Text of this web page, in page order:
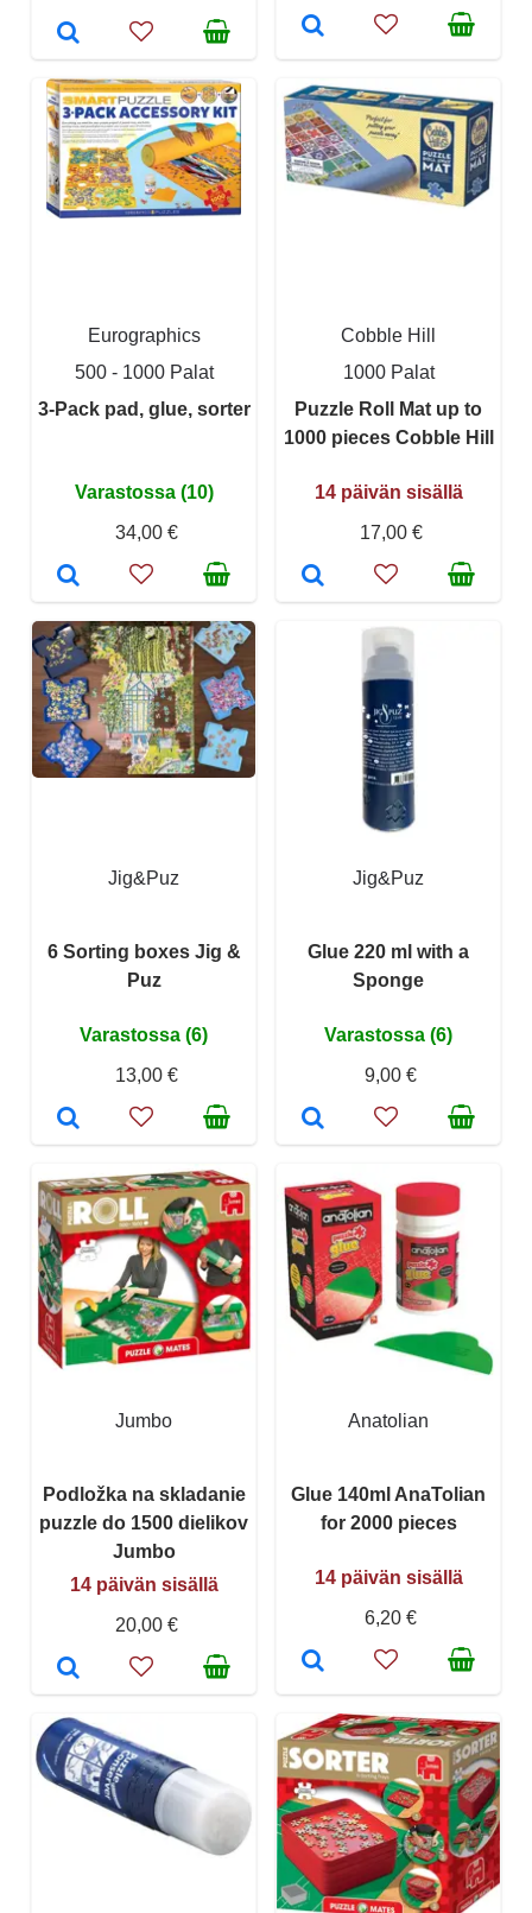
Eurographics
500 - 1000 Palat
3-Pack pad, glue, sorter
Varastossa (10)
34,00 €
Cobble Hill
1000 Palat
Puzzle Roll Mat up to
1000 pieces Cobble Hill
14 päivän sisällä
17,00 €
Jig&Puz
6 Sorting boxes Jig &
Puz
Varastossa (6)
13,00 €
Jig&Puz
Glue 220 ml with a
Sponge
Varastossa (6)
9,00 €
Jumbo
Podložka na skladanie
puzzle do 1500 dielikov
Jumbo
14 päivän sisällä
20,00 €
Anatolian
Glue 140ml AnaTolian
for 2000 pieces
14 päivän sisällä
6,20 €